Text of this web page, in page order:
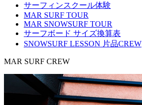
サーフィンスクール体験
MAR SURF TOUR
MAR SNOWSURF TOUR
サーフボード サイズ換算表
SNOWSURF LESSON 片品CREW
MAR SURF CREW